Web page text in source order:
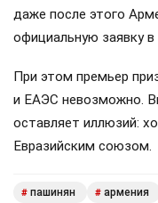
даже после этого
официальную заявку в
При этом премьер
и ЕАЭС невозможно.
оставляет иллюзий:
Евразийским союзом.
# пашинян # армения